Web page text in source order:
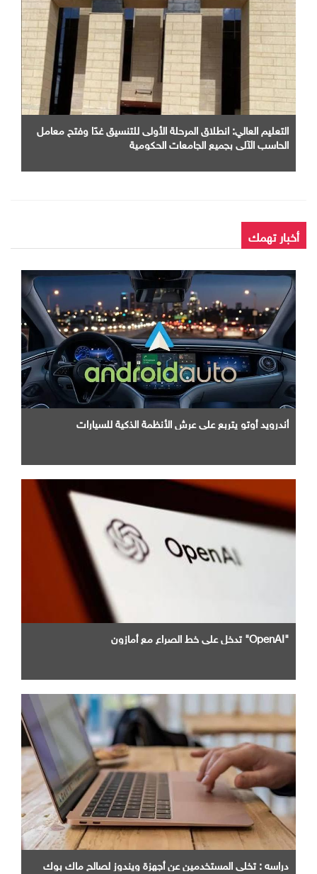
التعليم العالي: انطلاق المرحلة الأولى للتنسيق غدًا وفتح معامل
الحاسب الآلي بجميع الجامعات الحكومية
أخبار تهمك
أندرويد أوتو يتربع علي عرش الأنظمة الذكية للسيارات
"OpenAI" تدخل علي خط الصراع مع أمازون
دراسه : تخلي المستخدمين عن أجهزة ويندوز لصالح ماك بوك